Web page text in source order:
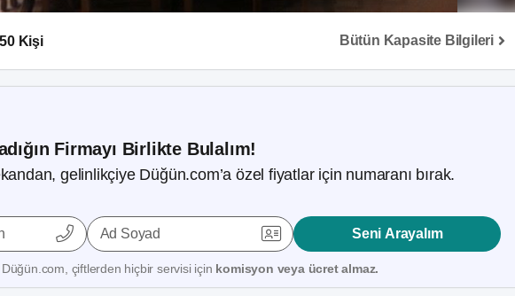
Kişi Bütün Kapasite Bilgileri
Firmayı Birlikte Bulalım!
gelinlikçiye Düğün.com’a özel fiyatlar için numaranı bırak.
Ad Soyad Seni Arayalım
Düğün.com, çiftlerden hiçbir servisi için komisyon veya ücret almaz.